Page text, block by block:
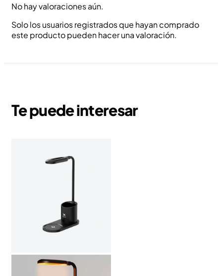
No hay valoraciones aún.
Solo los usuarios registrados que hayan comprado
este producto pueden hacer una valoración.
Te puede interesar